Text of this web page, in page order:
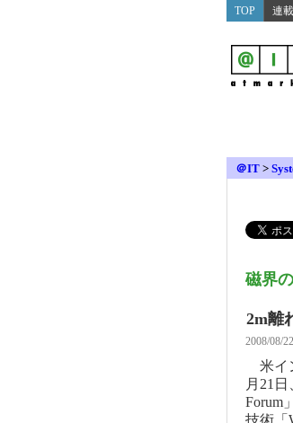
TOP 連
＠IT >
磁界
2m離
2008/08/22
米イ
月21
Forum
技術「